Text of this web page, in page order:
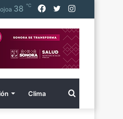
Instagram
Twitter
Facebook
38 ℃
Clima Buscar